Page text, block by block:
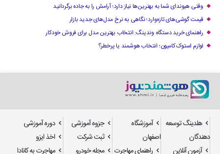
وقتی هیوندای شما به بهترین‌ها نیاز دارد؛ آرامش را به جاده برگردانید
قیمت گوشی‌های تازه‌وارد؛ نگاهی به نرخ مدل‌های جدید بازار
راهنمای خرید دستگاه وندینگ: انتخاب بهترین مدل برای فروش خودکار
لوازم استوک کامیون؛ انتخاب هوشمند یا پرخطر؟
هلدینگ توسعه
دهندگان
آموزشگاه
اصفهان
جزوه آموزشی
دوره آموزشی
ثبت شرکت
اخذ ایزو
آزمون آنلاین
راهنمای مهاجرت مجله خودرو مهاجرت به کانادا